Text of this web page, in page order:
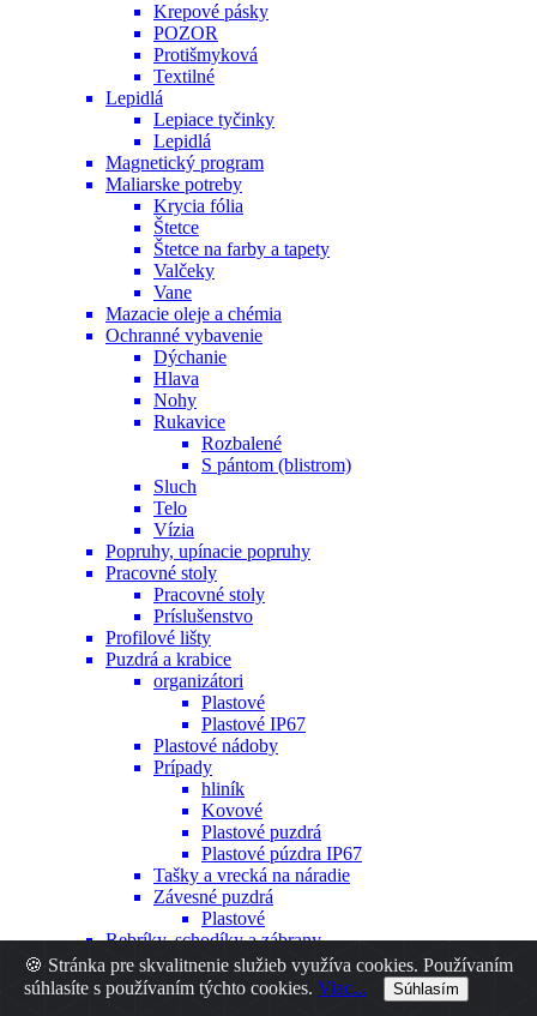
🍪 Stránka pre skvalitnenie služieb využíva cookies. Používaním
súhlasíte s používaním týchto cookies. Viac... Súhlasím
Krepové pásky
POZOR
Protišmyková
Textilné
Lepidlá
Lepiace tyčinky
Lepidlá
Magnetický program
Maliarske potreby
Krycia fólia
Štetce
Štetce na farby a tapety
Valčeky
Vane
Mazacie oleje a chémia
Ochranné vybavenie
Dýchanie
Hlava
Nohy
Rukavice
Rozbalené
S pántom (blistrom)
Sluch
Telo
Vízia
Popruhy, upínacie popruhy
Pracovné stoly
Pracovné stoly
Príslušenstvo
Profilové lišty
Puzdrá a krabice
organizátori
Plastové
Plastové IP67
Plastové nádoby
Prípady
hliník
Kovové
Plastové puzdrá
Plastové púzdra IP67
Tašky a vrecká na náradie
Závesné puzdrá
Plastové
Rebríky, schodíky a zábrany
Sawhorses
Spojovacie prvky
Hmoždinky